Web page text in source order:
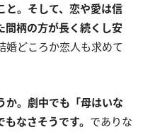
と。そして、恋や愛は信
間柄の方が長く続くし安
婚どころか恋人も求めて
か。劇中でも「母はいな
なさそうです。 でありな